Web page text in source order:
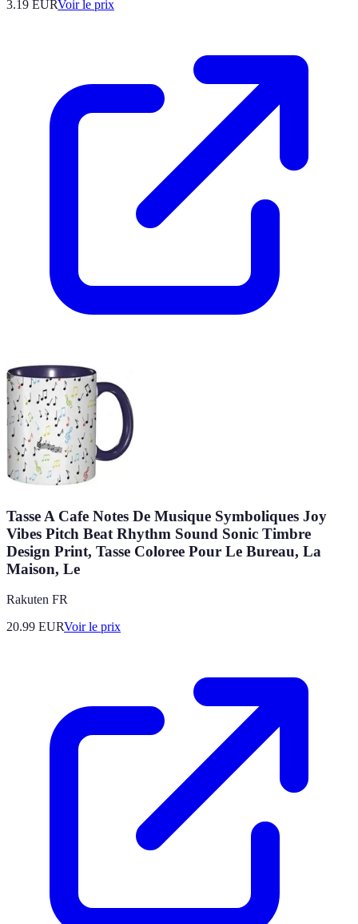
3.19 EURVoir le prix
Tasse A Cafe Notes De Musique Symboliques Joy
Vibes Pitch Beat Rhythm Sound Sonic Timbre
Design Print, Tasse Coloree Pour Le Bureau, La
Maison, Le
Rakuten FR
20.99 EURVoir le prix